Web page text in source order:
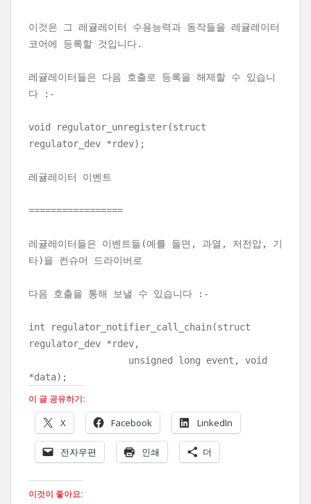
이것은 그 레귤레이터 수용능력과 동작들을 레귤레이터
코어에 등록할 것입니다.
레귤레이터들은 다음 호출로 등록을 해제할 수 있습니
다 :-
void regulator_unregister(struct
regulator_dev *rdev);
레귤레이터 이벤트
=================
레귤레이터들은 이벤트들(예를 들면, 과열, 저전압, 기
타)을 컨슈머 드라이버로
다음 호출을 통해 보낼 수 있습니다 :-
int regulator_notifier_call_chain(struct
regulator_dev *rdev,
unsigned long event, void
*data);
이 글 공유하기:
X Facebook LinkedIn
전자우편 인쇄 더
이것이 좋아요: